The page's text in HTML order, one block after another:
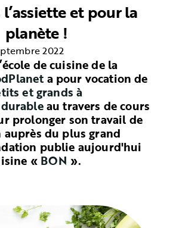
et pour la
planète !
2022
de cuisine de la
a pour vocation de
et grands à
au travers de cours
prolonger son travail de
du plus grand
publie aujourd'hui
« BON ».